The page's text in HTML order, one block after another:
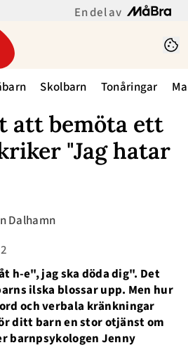
En del av
Skolbarn Tonåringar
att bemöta ett
"Jag hatar
Dalhamn
h-e", jag ska döda dig". Det
ilska blossar upp. Men hur
och verbala kränkningar
ditt barn en stor otjänst om
barnpsykologen Jenny